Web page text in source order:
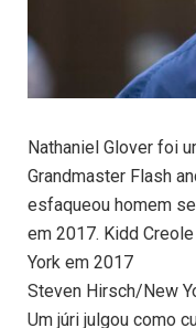
Nathaniel Glover foi
Grandmaster Flash
esfaqueou homem
em 2017. Kidd
York em 2017
Steven Hirsch/New
Um júri julgou como